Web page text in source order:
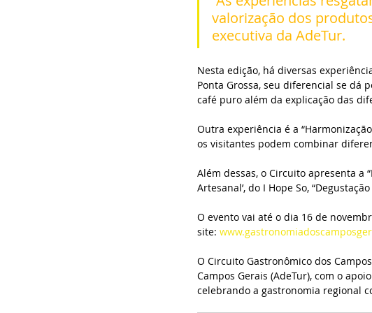
valorização dos
executiva da AdeTur.
Nesta edição, há diversas
Ponta Grossa, seu diferencial se dá
café puro além da explicação das
Outra experiência é a
os visitantes podem combinar
Além dessas, o Circuito apresenta a
Artesanal’, do I Hope So,
O evento vai até o dia 16 de
site:
O Circuito Gastronômico dos
Campos Gerais (AdeTur), com o
celebrando a gastronomia regional